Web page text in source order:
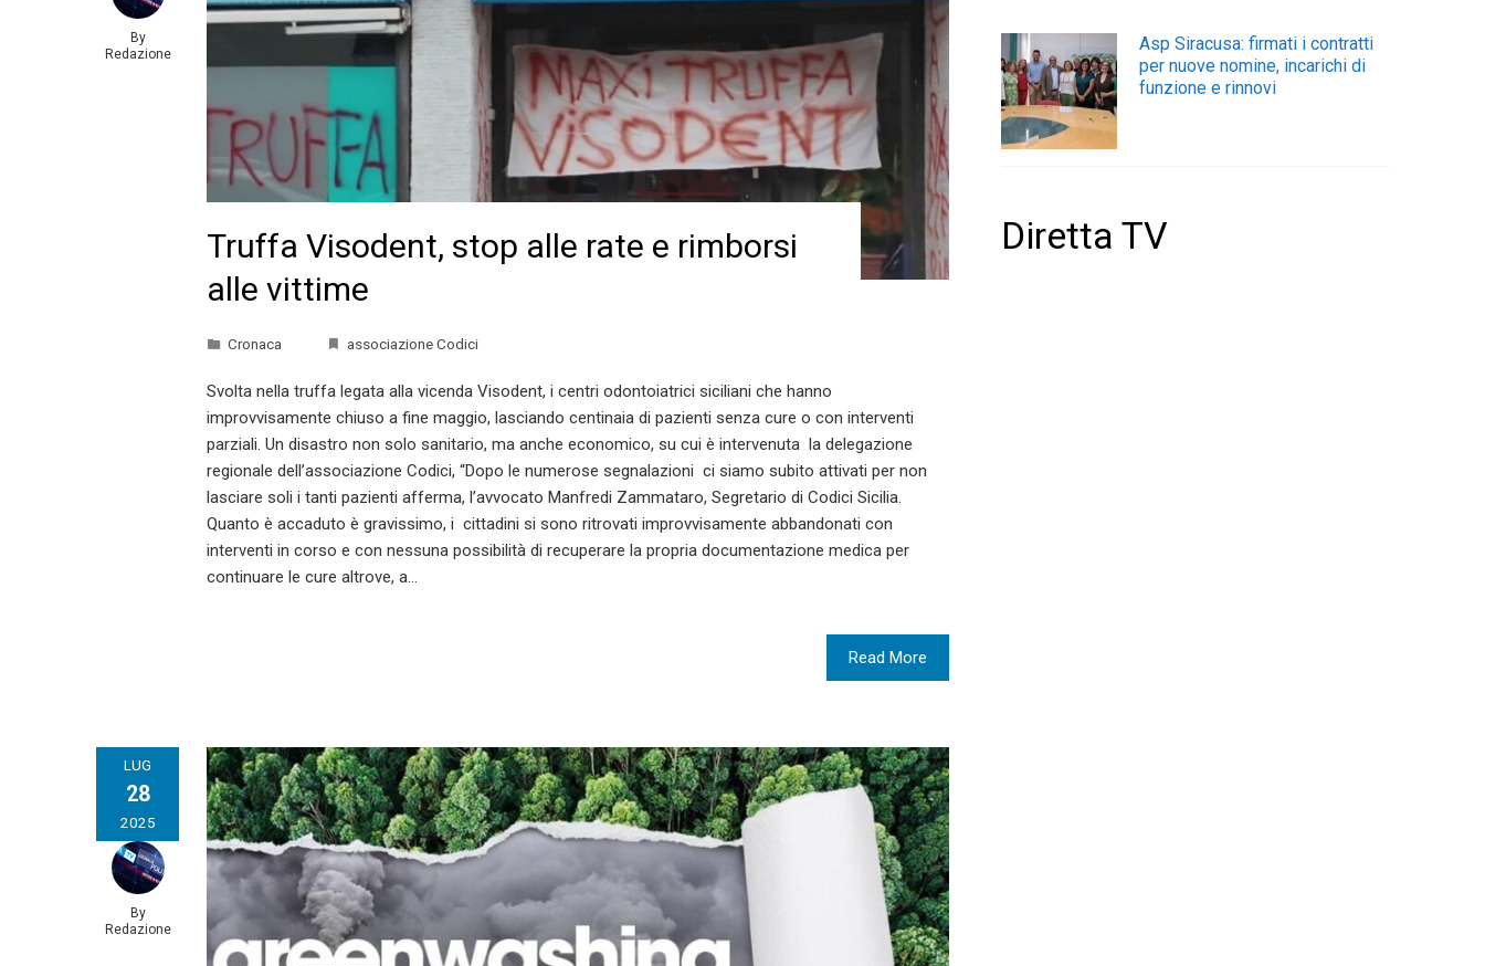
By
Redazione
Truffa Visodent, stop alle rate e rimborsi
alle vittime
Cronaca associazione Codici
Svolta nella truffa legata alla vicenda Visodent, i centri odontoiatrici siciliani che hanno
improvvisamente chiuso a fine maggio, lasciando centinaia di pazienti senza cure o con interventi
parziali. Un disastro non solo sanitario, ma anche economico, su cui è intervenuta la delegazione
regionale dell’associazione Codici, “Dopo le numerose segnalazioni ci siamo subito attivati per non
lasciare soli i tanti pazienti afferma, l’avvocato Manfredi Zammataro, Segretario di Codici Sicilia.
Quanto è accaduto è gravissimo, i cittadini si sono ritrovati improvvisamente abbandonati con
interventi in corso e con nessuna possibilità di recuperare la propria documentazione medica per
continuare le cure altrove, a…
Read More
LUG
28
2025
By
Redazione
Asp Siracusa: firmati i contratti
per nuove nomine, incarichi di
funzione e rinnovi
Diretta TV